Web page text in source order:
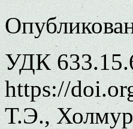
УДК
https://
Т.Э.,